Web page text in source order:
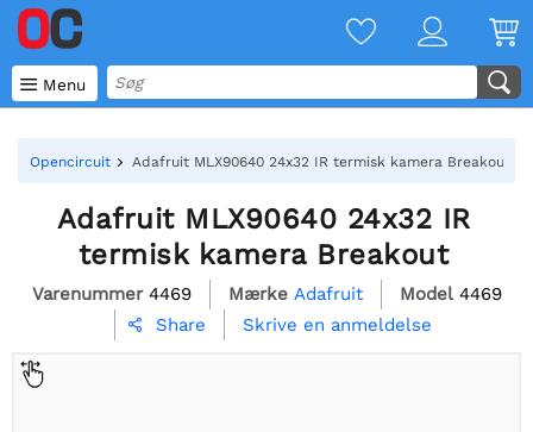
 Menu
Opencircuit Adafruit MLX90640 24x32 IR termisk kamera Breakout
Adafruit MLX90640 24x32 IR
termisk kamera Breakout
Varenummer 4469 Mærke Adafruit Model 4469
 Share Skrive en anmeldelse